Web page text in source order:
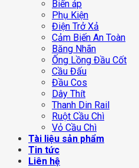
Biến áp
Phụ Kiện
Điện Trở Xả
Cảm Biến An Toàn
Băng Nhãn
Ống Lồng Đầu Cốt
Cầu Đấu
Đầu Cos
Dây Thít
Thanh Din Rail
Ruột Cầu Chì
Vỏ Cầu Chì
Tài liệu sản phẩm
Tin tức
Liên hệ